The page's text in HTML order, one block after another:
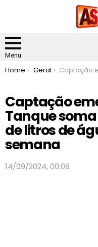
Menu
You are here:
Home Geral Captação emergencial no rio Tanque soma cerca de 4 milhões de
Captação
Tanque
de litros de
semana
14/09/2024, 00:08